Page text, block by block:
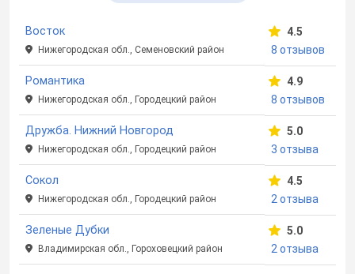
Восток
Нижегородская обл., Семеновский район
4.5
8 отзывов
Романтика
Нижегородская обл., Городецкий район
4.9
8 отзывов
Дружба. Нижний Новгород
Нижегородская обл., Городецкий район
5.0
3 отзыва
Сокол
Нижегородская обл., Городецкий район
4.5
2 отзыва
Зеленые Дубки
Владимирская обл., Гороховецкий район
5.0
2 отзыва